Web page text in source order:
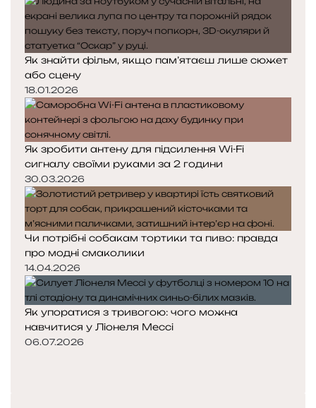
Як знайти фільм, якщо пам’ятаєш лише сюжет
або сцену
18.01.2026
Як зробити антену для підсилення Wi-Fi
сигналу своїми руками за 2 години
30.03.2026
Чи потрібні собакам тортики та пиво: правда
про модні смаколики
14.04.2026
Як упоратися з тривогою: чого можна
навчитися у Ліонеля Мессі
06.07.2026